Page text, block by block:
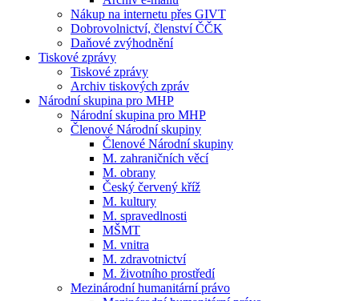
Nákup na internetu přes GIVT
Dobrovolnictví, členství ČČK
Daňové zvýhodnění
Tiskové zprávy
Tiskové zprávy
Archiv tiskových zpráv
Národní skupina pro MHP
Národní skupina pro MHP
Členové Národní skupiny
Členové Národní skupiny
M. zahraničních věcí
M. obrany
Český červený kříž
M. kultury
M. spravedlnosti
MŠMT
M. vnitra
M. zdravotnictví
M. životního prostředí
Mezinárodní humanitární právo